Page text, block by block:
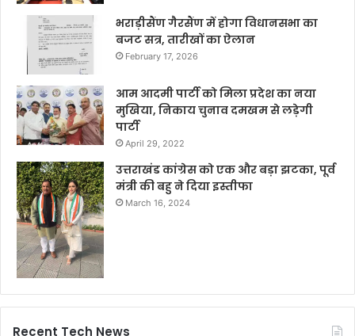
भराड़ीसैंण गैरसैंण में होगा विधानसभा का
बजट सत्र, तारीखों का ऐलान
February 17, 2026
आम आदमी पार्टी को मिला प्रदेश का नया
मुखिया, निकाय चुनाव दमखम से लड़ेगी
पार्टी
April 29, 2022
उत्तराखंड कांग्रेस को एक और बड़ा झटका, पूर्व
मंत्री की बहु ने दिया इस्तीफा
March 16, 2024
Recent Tech News